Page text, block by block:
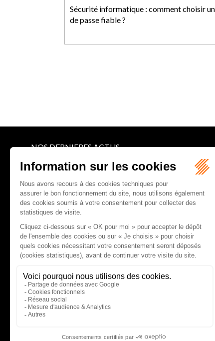
Sécurité informatique : comment choisir
de passe fiable ?
NOS DERNIERES ACTUS
Le joug léger des monuments historiques
Pour une gestion patrimoniale des monuments
collectivités Le monument historique a longtemps
culture du Sénat a consacré, en juillet 2026, à la
CABINET D'AVOCATS GAUCHER-PIOLA
20 avenue Galliéni - 33500 LIBOURNE
Tél :05 57 55 87 30 - Fax : 05 57 51 73 64
Email :gaucher-piola@gaucher-piola-avocat.fr
NOUS CONTACTER NOUS LOCALISER